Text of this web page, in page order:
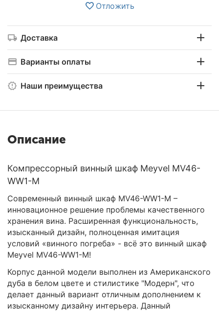
Отложить
Доставка
Варианты оплаты
Наши преимущества
Описание
Компрессорный винный шкаф Meyvel MV46-
WW1-M
Современный винный шкаф MV46-WW1-M –
инновационное решение проблемы качественного
хранения вина. Расширенная функциональность,
изысканный дизайн, полноценная имитация
условий «винного погреба» - всё это винный шкаф
Meyvel MV46-WW1-M!
Корпус данной модели выполнен из Американского
дуба в белом цвете и стилистике "Модерн", что
делает данный вариант отличным дополнением к
изысканному дизайну интерьера. Данный